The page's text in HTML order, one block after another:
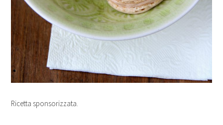
Ricetta sponsorizzata.